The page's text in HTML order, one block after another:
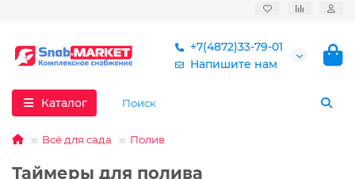
+7(4872)33-79-01
Напишите нам
Каталог
Всё для сада Полив
Таймеры для полива